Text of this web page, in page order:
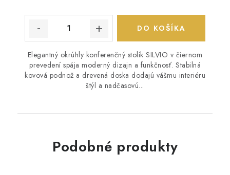
DO KOŠÍKA
Elegantný okrúhly konferenčný stolík SILVIO v čiernom
prevedení spája moderný dizajn a funkčnosť. Stabilná
kovová podnož a drevená doska dodajú vášmu interiéru
štýl a nadčasovú...
Podobné produkty